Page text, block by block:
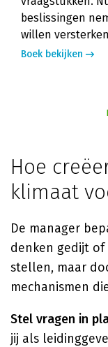
beslissingen
willen
Boek bekijken
Hoe
klimaat
De manager
denken gedijt
stellen, maar
mechanismen
Stel vragen in
jij als